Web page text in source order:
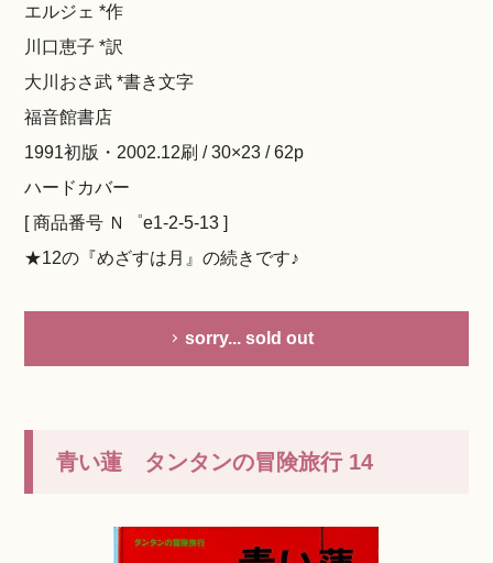
エルジェ *作
川口恵子 *訳
大川おさ武 *書き文字
福音館書店
1991初版・2002.12刷 / 30×23 / 62p
ハードカバー
[ 商品番号 Ｎ゜e1-2-5-13 ]
★12の『めざすは月』の続きです♪
sorry... sold out
青い蓮 タンタンの冒険旅行 14